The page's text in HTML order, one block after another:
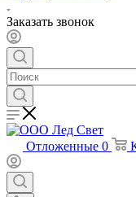
Заказать звонок
Отложенные 0